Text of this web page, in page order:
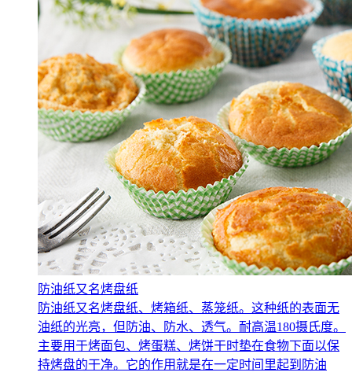
防油纸又名烤盘纸
防油纸又名烤盘纸、烤箱纸、蒸笼纸。这种纸的表面无
油纸的光亮，但防油、防水、透气。耐高温180摄氏度。
主要用于烤面包、烤蛋糕、烤饼干时垫在食物下面以保
持烤盘的干净。它的作用就是在一定时间里起到防油